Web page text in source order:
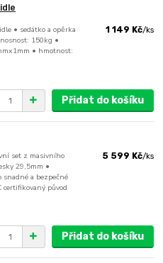
• sedátko a opěrka
150kg •
• hmotnost:
1 149 Kč/ks
Přidat do košíku
set z masivního
29,5mm •
snadné a bezpečné
certifikovaný původ
5 599 Kč/ks
Přidat do košíku